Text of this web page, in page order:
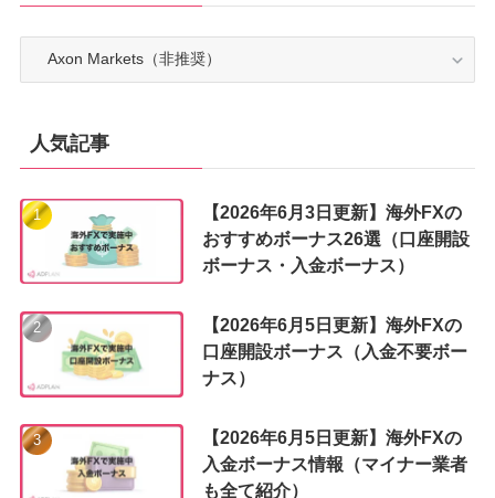
人気記事
【2026年6月3日更新】海外FXの
おすすめボーナス26選（口座開設
ボーナス・入金ボーナス）
【2026年6月5日更新】海外FXの
口座開設ボーナス（入金不要ボー
ナス）
【2026年6月5日更新】海外FXの
入金ボーナス情報（マイナー業者
も全て紹介）